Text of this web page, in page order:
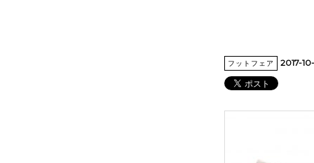
フットフェア 2017-